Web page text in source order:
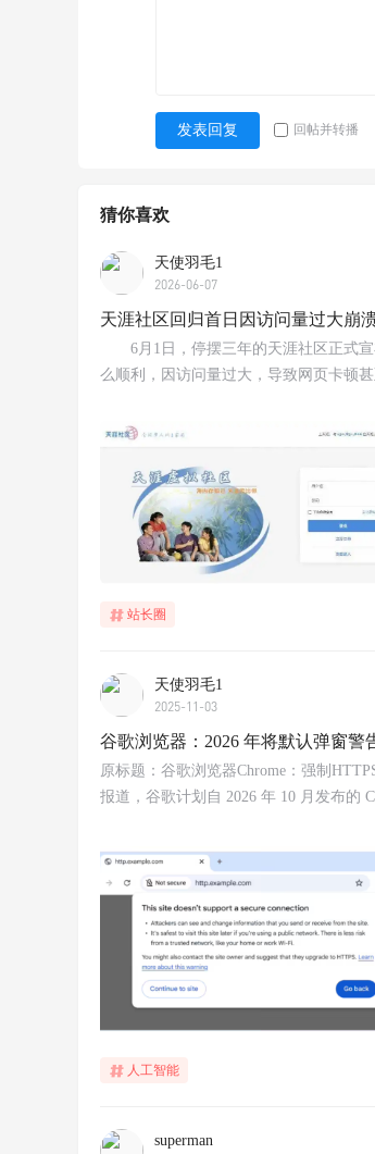
发表回复 回帖并转播
猜你喜欢
天使羽毛1
2026-06-07
天涯社区回归首日因访问量过大崩
6月1日，停摆三年的天涯社区正式
么顺利，因访问量过大，导致网页卡
站长圈
天使羽毛1
2025-11-03
谷歌浏览器：2026 年将默认弹窗警
原标题：谷歌浏览器Chrome：强制
报道，谷歌计划自 2026 年 10 月发布的
人工智能
superman